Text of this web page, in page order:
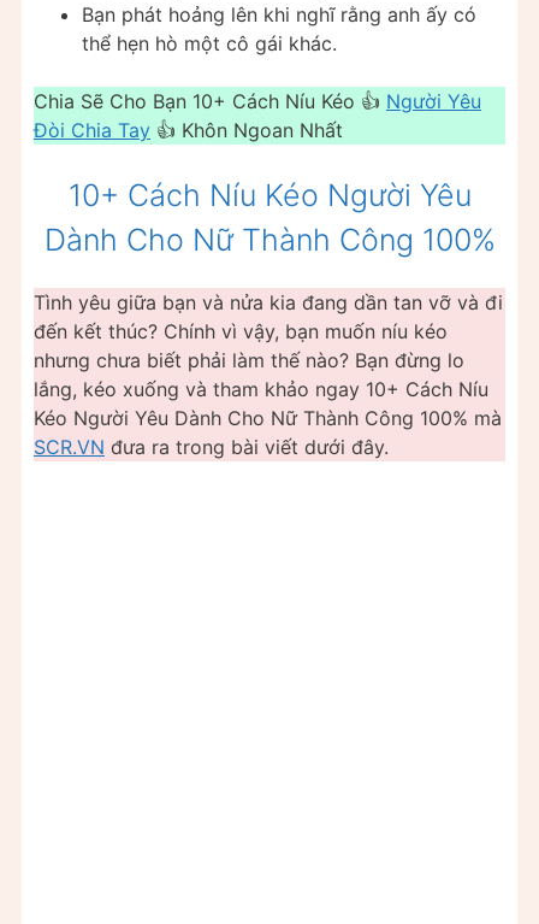
Bạn phát hoảng lên khi nghĩ rằng anh ấy có
thể hẹn hò một cô gái khác.
Chia Sẽ Cho Bạn 10+ Cách Níu Kéo 👍 Người Yêu
Đòi Chia Tay 👍 Khôn Ngoan Nhất
10+ Cách Níu Kéo Người Yêu
Dành Cho Nữ Thành Công 100%
Tình yêu giữa bạn và nửa kia đang dần tan vỡ và đi
đến kết thúc? Chính vì vậy, bạn muốn níu kéo
nhưng chưa biết phải làm thế nào? Bạn đừng lo
lắng, kéo xuống và tham khảo ngay 10+ Cách Níu
Kéo Người Yêu Dành Cho Nữ Thành Công 100% mà
SCR.VN đưa ra trong bài viết dưới đây.